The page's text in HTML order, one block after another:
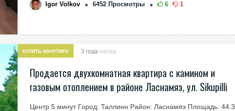
Igor Volkov 6452 Просмотры 6 1
КУПИТЬ КВАРТИРУ 3 года назад
Продается двухкомнатная квартира с камином и
газовым отоплением в районе Ласнамяэ, ул. Sikupilli
Центр 5 минут Город: Таллинн Район: Ласнамяэ Площадь: 44.3